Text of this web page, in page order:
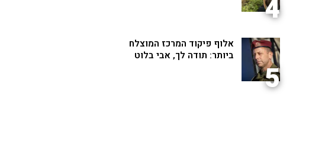
4
5
אלוף פיקוד המרכז המוצלח
ביותר: תודה לך, אבי בלוט